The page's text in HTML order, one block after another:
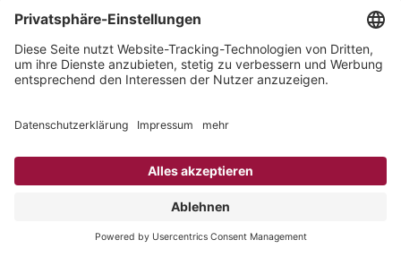
Der Blyde River Canyon ist einer der schönsten und
größten Canyons der Welt. Mit seiner üppigen Vegetation
ist er zudem der grünste Canyon weltweit. All das macht
ihn zu einem spektakulären Ausflugsziel in Südafrika,
hier mehr!